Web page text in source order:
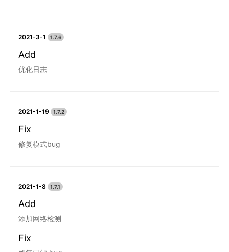
2021-3-1 1.7.6
Add
优化日志
2021-1-19 1.7.2
Fix
修复模式bug
2021-1-8 1.7.1
Add
添加网络检测
Fix